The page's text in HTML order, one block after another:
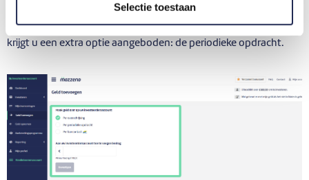
Selectie toestaan
Aangezien er al een eerste storting op uw account is gebeurd,
krijgt u een extra optie aangeboden: de periodieke opdracht.